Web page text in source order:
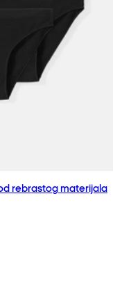
rebrastog materijala